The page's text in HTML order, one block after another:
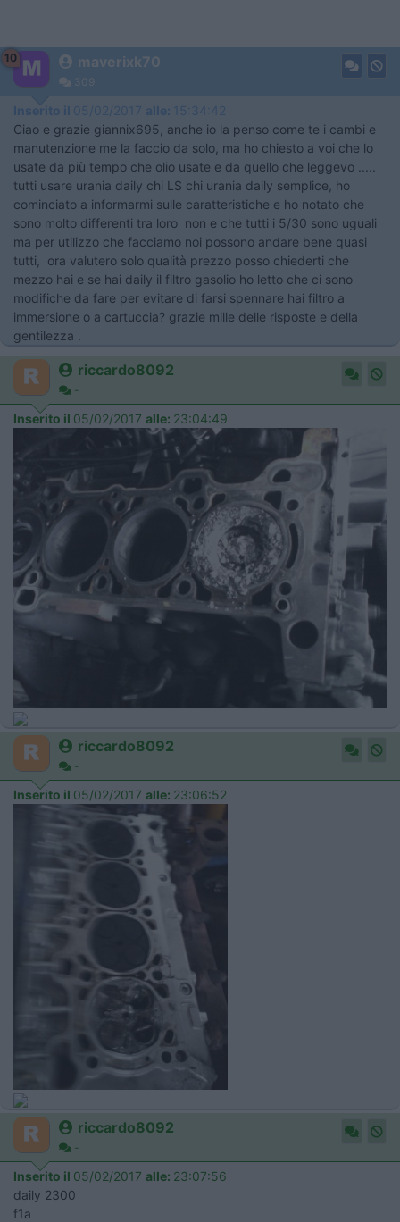
10 maverixk70
309
Inserito il 05/02/2017 alle: 15:34:42
Ciao e grazie giannix695, anche io la penso come te i cambi e
manutenzione me la faccio da solo, ma ho chiesto a voi che lo
usate da più tempo che olio usate e da quello che leggevo .....
tutti usare urania daily chi LS chi urania daily semplice, ho
cominciato a informarmi sulle caratteristiche e ho notato che
sono molto differenti tra loro non e che tutti i 5/30 sono uguali
ma per utilizzo che facciamo noi possono andare bene quasi
tutti, ora valutero solo qualità prezzo posso chiederti che
mezzo hai e se hai daily il filtro gasolio ho letto che ci sono
modifiche da fare per evitare di farsi spennare hai filtro a
immersione o a cartuccia? grazie mille delle risposte e della
gentilezza .
riccardo8092
-
Inserito il 05/02/2017 alle: 23:04:49
riccardo8092
-
Inserito il 05/02/2017 alle: 23:06:52
riccardo8092
-
Inserito il 05/02/2017 alle: 23:07:56
daily 2300
f1a